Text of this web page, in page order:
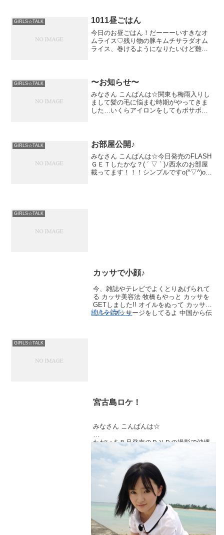
GIRLS☆TALK 1011昼ごはん
今日のお昼ごはん！だーーーいすきなオ
ムライス♡残り物の豚キムチサラダオム
ライス、巻けるようになりたいけど難し
GIRLS☆TALK 〜お知らせ〜
みなさん こんばんは☆関東も梅雨入りし
まして髪の毛に悩まむ時期がやってきま
した…いくらアイロンをしてもボサボサ
GIRLS☆TALK お部屋公開♪
みなさん こんばんは☆今日発売のFLASH
ＧＥＴしたかな？( ´ ▽ ` )ﾉ西永のお部屋
載ってます！！！シンプルですo(^▽^)o一
GIRLS☆TALK
カッサで小顔♪
今、雑誌やテレビでよくとりあげられて
る カッサ美容法 牧橋もやっと カッサを
GETしました!! オイルをぬって カッサで
リンパマッサージをしてるよ 中国から伝
続きを読む→
GIRLS☆TALK
宮古島ロケ！
みなさん こんばんは☆
ただいま８月発売のＤＶＤの撮影で沖縄
の宮古島に来てます♡
沖縄本島は何回か行ったことあるけど宮
古島は初めて！
アクアハウスさんから発売なので楽しみ
にしていて下さいね＼(^o^)／
オフショット、バンバン載せていいとい
うことなので